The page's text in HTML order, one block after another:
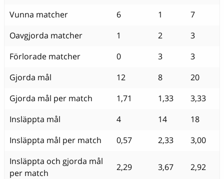
Vunna matcher
6 1
7
Oavgjorda matcher
1 2
3
Förlorade matcher
0 3
3
Gjorda mål
12 8
20
Gjorda mål per match
1,71 1,33
3,33
Insläppta mål
4 14
18
Insläppta mål per match
0,57 2,33
3,00
Insläppta och gjorda mål
per match
2,29 3,67 2,92